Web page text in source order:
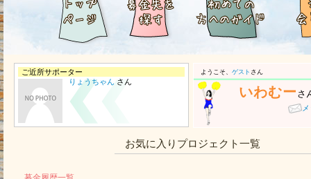
ご近所サポーター
りょうちゃん さん
ようこそ、 ゲスト さん
いわむー さ
お気に入りプロジェクト一覧